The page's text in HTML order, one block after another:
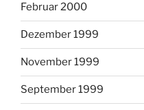
Februar 2000
Dezember 1999
November 1999
September 1999